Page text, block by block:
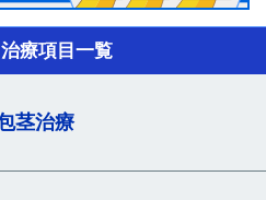
療項目一覧
茎治療